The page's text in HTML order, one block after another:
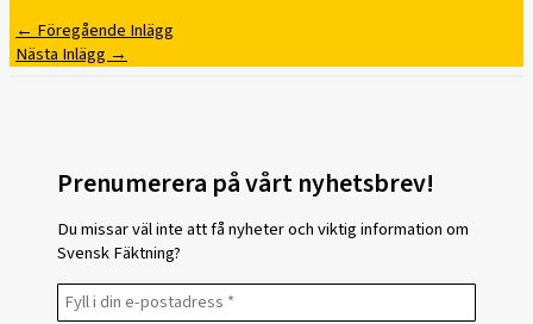
← Föregående Inlägg
Nästa Inlägg →
Prenumerera på vårt nyhetsbrev!
Du missar väl inte att få nyheter och viktig information om
Svensk Fäktning?